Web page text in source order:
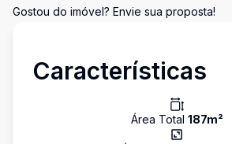
Gostou do imóvel? Envie sua proposta!
Características
Área Total 187m²